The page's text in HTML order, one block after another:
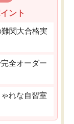
ント
関大合格実
全オーダー
れな自習室